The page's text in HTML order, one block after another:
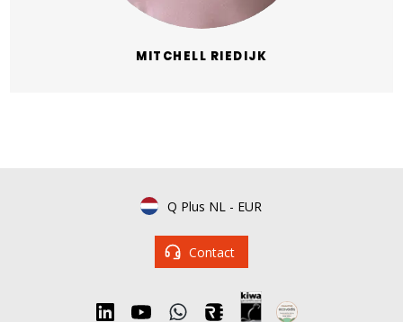
MITCHELL RIEDIJK
Q Plus NL - EUR
Contact